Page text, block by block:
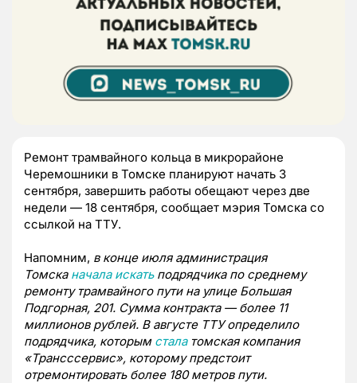
Ремонт трамвайного кольца в микрорайоне
Черемошники в Томске планируют начать 3
сентября, завершить работы обещают через две
недели — 18 сентября, сообщает мэрия Томска со
ссылкой на ТТУ.
Напомним, в конце июля администрация
Томска начала искатьподрядчика по среднему
ремонту трамвайного пути на улице Большая
Подгорная, 201. Сумма контракта — более 11
миллионов рублей. В августе ТТУ определило
подрядчика, которым сталатомская компания
«Трансссервис», которому предстоит
отремонтировать более 180 метров пути.